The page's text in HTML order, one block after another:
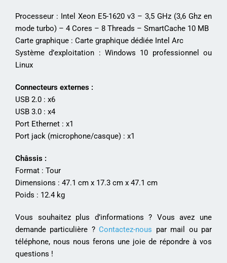
Processeur : Intel Xeon E5-1620 v3 – 3,5 GHz (3,6 Ghz en
mode turbo) – 4 Cores – 8 Threads – SmartCache 10 MB
Carte graphique : Carte graphique dédiée Intel Arc
Système d’exploitation : Windows 10 professionnel ou
Linux
Connecteurs externes :
USB 2.0 : x6
USB 3.0 : x4
Port Ethernet : x1
Port jack (microphone/casque) : x1
Châssis :
Format : Tour
Dimensions : 47.1 cm x 17.3 cm x 47.1 cm
Poids : 12.4 kg
Vous souhaitez plus d’informations ? Vous avez une
demande particulière ?Contactez-nous par mail ou par
téléphone, nous nous ferons une joie de répondre à vos
questions !